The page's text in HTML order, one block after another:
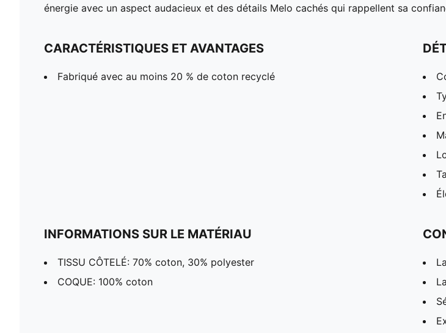
énergie avec un aspect audacieux et des détails Melo cachés qui rappellent sa
CARACTÉRISTIQUES ET AVANTAGES
Fabriqué avec au moins 20 % de coton recyclé
INFORMATIONS SUR LE MATÉRIAU
TISSU CÔTELÉ: 70% coton, 30% polyester
COQUE: 100% coton